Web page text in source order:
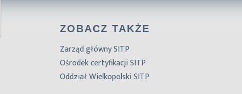
ZOBACZ TAKŻE
Zarząd główny SITP
Ośrodek certyfikacji SITP
Oddział Wielkopolski SITP